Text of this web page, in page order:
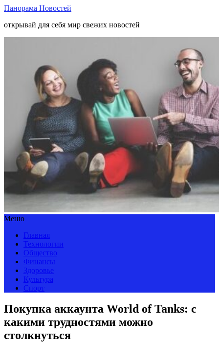
Панорама Новостей
открывай для себя мир свежих новостей
Меню
Главная
Технологии
Общество
Финансы
Здоровье
Культура
Спорт
Покупка аккаунта World of Tanks: с
какими трудностями можно
столкнуться